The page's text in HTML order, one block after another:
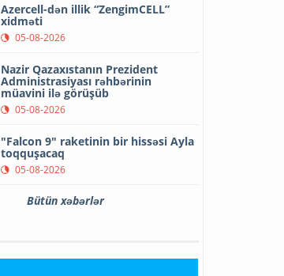
Azercell-dən illik “ZengimCELL”
xidməti
05-08-2026
Nazir Qazaxıstanın Prezident
Administrasiyası rəhbərinin
müavini ilə görüşüb
05-08-2026
"Falcon 9" raketinin bir hissəsi Ayla
toqquşacaq
05-08-2026
Bütün xəbərlər